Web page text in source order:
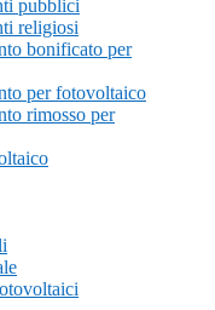
pubblici
religiosi
bonificato per
per fotovoltaico
rimosso per